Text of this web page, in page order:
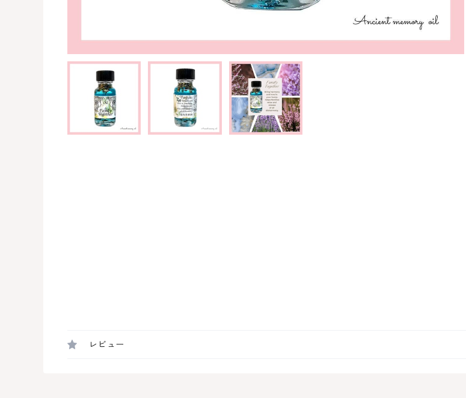
レビュー